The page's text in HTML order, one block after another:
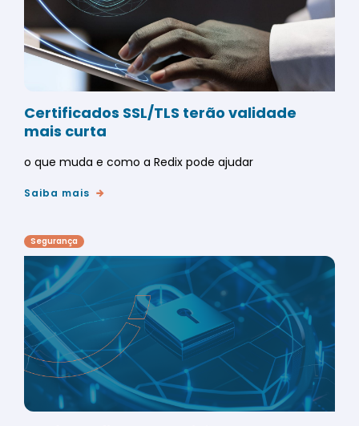
Certificados SSL/TLS terão validade
mais curta
o que muda e como a Redix pode ajudar
Saiba mais
Segurança